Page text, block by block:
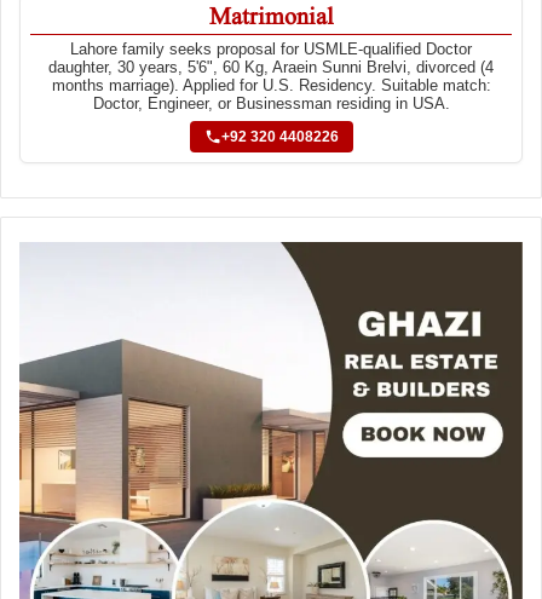
Matrimonial
Lahore family seeks proposal for USMLE-qualified Doctor
daughter, 30 years, 5'6", 60 Kg, Araein Sunni Brelvi, divorced (4
months marriage). Applied for U.S. Residency. Suitable match:
Doctor, Engineer, or Businessman residing in USA.
+92 320 4408226